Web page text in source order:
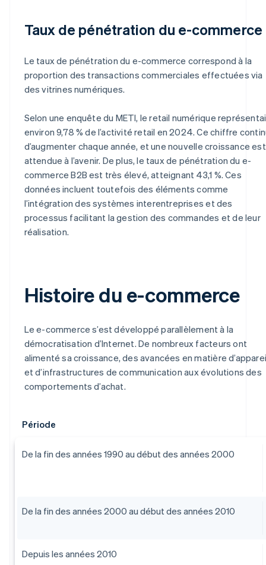
Taux de pénétration du e-commerce
Le taux de pénétration du e-commerce correspond à la
proportion des transactions commerciales effectuées via
des vitrines numériques.
Selon une enquête du METI, le retail numérique
environ 9,78 % de l’activité retail en 2024. Ce chiffre
d’augmenter chaque année, et une nouvelle croissance est
attendue à l’avenir. De plus, le taux de pénétration du e-
commerce B2B est très élevé, atteignant 43,1 %. Ces
données incluent toutefois des éléments comme
l’intégration des systèmes interentreprises et des
processus facilitant la gestion des commandes et de leur
réalisation.
Histoire du e-commerce
Le e-commerce s’est développé parallèlement à la
démocratisation d’Internet. De nombreux facteurs ont
alimenté sa croissance, des avancées en matière
et d’infrastructures de communication aux évolutions des
comportements d’achat.
Période
De la fin des années 1990 au début des années 2000
De la fin des années 2000 au début des années 2010
Depuis les années 2010